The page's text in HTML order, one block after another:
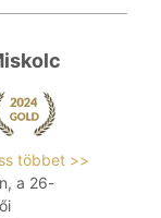
többet >>
a 26-